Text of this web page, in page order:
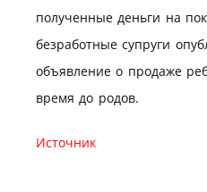
полученные деньги на
безработные супруги
объявление о продаже
время до родов.
Источник